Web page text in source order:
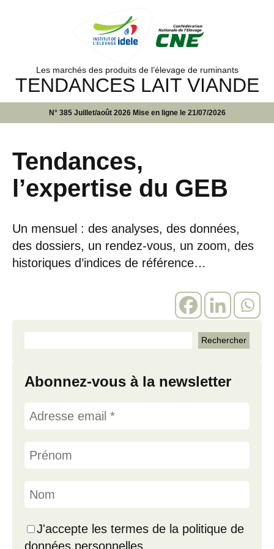
Les marchés des produits de l’élevage de ruminants
TENDANCES LAIT VIANDE
N° 385 Juillet/août 2026 Mise en ligne le 21/07/2026
Tendances,
l’expertise du GEB
Un mensuel : des analyses, des données,
des dossiers, un rendez-vous, un zoom, des
historiques d’indices de référence…
Abonnez-vous à la newsletter
J'accepte les termes de la politique de
données personnelles